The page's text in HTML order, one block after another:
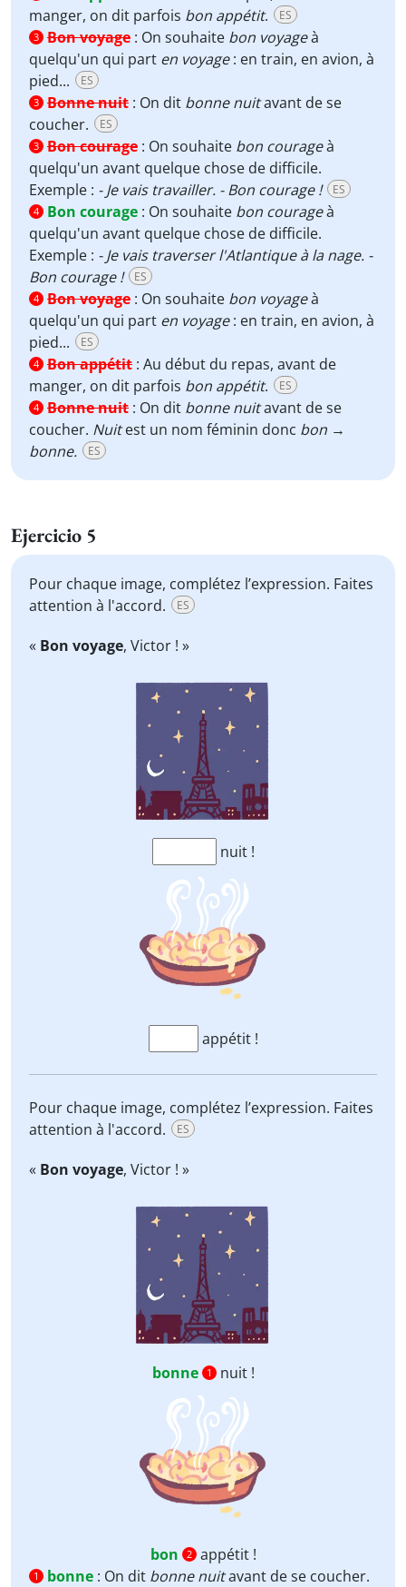
manger, on dit parfois bon appétit. ES
3 Bon voyage : On souhaite bon voyageà
quelqu'un qui part en voyage: en train, en avion, à
pied...
ES
3 Bonne nuit : On dit bonne nuitavant de se
coucher.
ES
3 Bon courage : On souhaite bon courageà
quelqu'un avant quelque chose de difficile.
Exemple : - Je vais travailler. - Bon courage ! ES
4 Bon courage : On souhaite bon courageà
quelqu'un avant quelque chose de difficile.
Exemple : - Je vais traverser l'Atlantique à la nage. -
Bon courage !
ES
4 Bon voyage : On souhaite bon voyageà
quelqu'un qui part en voyage: en train, en avion, à
pied...
ES
4 Bon appétit : Au début du repas, avant de
manger, on dit parfois bon appétit. ES
4 Bonne nuit : On dit bonne nuitavant de se
coucher. Nuitest un nom féminin donc bon →
bonne.
ES
Ejercicio 5
Pour chaque image, complétez l’expression. Faites
attention à l'accord.
ES
« Bon voyage, Victor ! »
nuit !
appétit !
Pour chaque image, complétez l’expression. Faites
attention à l'accord.
ES
« Bon voyage, Victor ! »
bonne 1 nuit !
bon 2 appétit !
1 bonne : On dit bonne nuitavant de se coucher.